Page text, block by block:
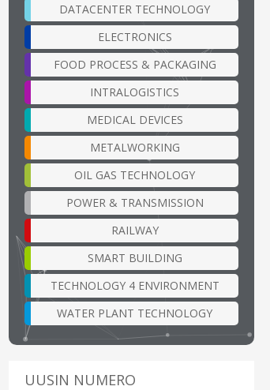
DATACENTER TECHNOLOGY
ELECTRONICS
FOOD PROCESS & PACKAGING
INTRALOGISTICS
MEDICAL DEVICES
METALWORKING
OIL GAS TECHNOLOGY
POWER & TRANSMISSION
RAILWAY
SMART BUILDING
TECHNOLOGY 4 ENVIRONMENT
WATER PLANT TECHNOLOGY
UUSIN NUMERO